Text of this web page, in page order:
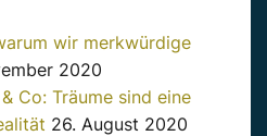
wir merkwürdige
2020
Co: Träume sind eine
26. August 2020